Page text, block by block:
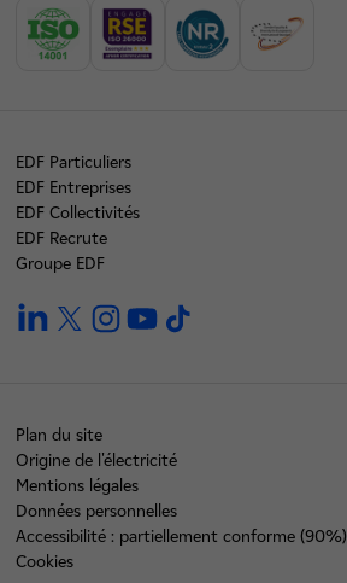
EDF Particuliers
EDF Entreprises
EDF Collectivités
EDF Recrute
Groupe EDF
linkedintwitterinstagramyoutube
Plan du site
Origine de l'électricité
Mentions légales
Données personnelles
Accessibilité : partiellement conforme (90%)
Cookies